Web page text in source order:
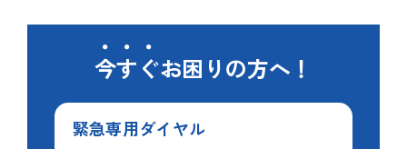
今すぐお困りの方へ！
緊急専用ダイヤル